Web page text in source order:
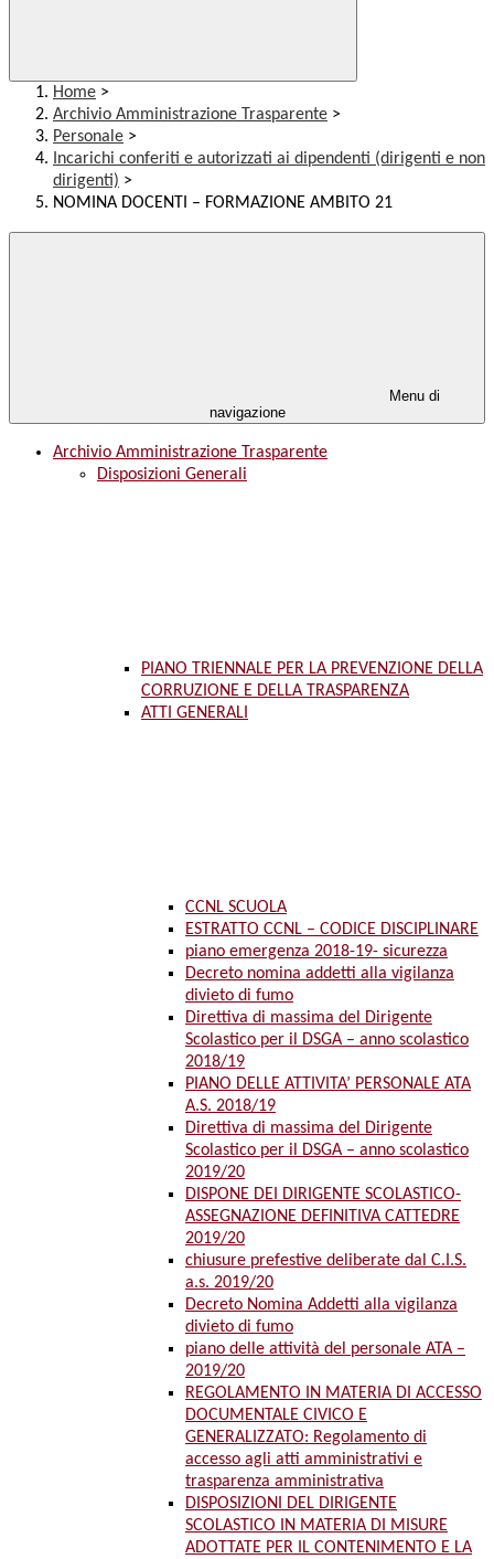
Home >
Archivio Amministrazione Trasparente >
Personale >
Incarichi conferiti e autorizzati ai dipendenti (dirigenti e non
dirigenti) >
NOMINA DOCENTI – FORMAZIONE AMBITO 21
Menu di
navigazione
Archivio Amministrazione Trasparente
Disposizioni Generali
PIANO TRIENNALE PER LA PREVENZIONE DELLA
CORRUZIONE E DELLA TRASPARENZA
ATTI GENERALI
CCNL SCUOLA
ESTRATTO CCNL – CODICE DISCIPLINARE
piano emergenza 2018-19- sicurezza
Decreto nomina addetti alla vigilanza
divieto di fumo
Direttiva di massima del Dirigente
Scolastico per il DSGA – anno scolastico
2018/19
PIANO DELLE ATTIVITA’ PERSONALE ATA
A.S. 2018/19
Direttiva di massima del Dirigente
Scolastico per il DSGA – anno scolastico
2019/20
DISPONE DEI DIRIGENTE SCOLASTICO-
ASSEGNAZIONE DEFINITIVA CATTEDRE
2019/20
chiusure prefestive deliberate dal C.I.S.
a.s. 2019/20
Decreto Nomina Addetti alla vigilanza
divieto di fumo
piano delle attività del personale ATA –
2019/20
REGOLAMENTO IN MATERIA DI ACCESSO
DOCUMENTALE CIVICO E
GENERALIZZATO: Regolamento di
accesso agli atti amministrativi e
trasparenza amministrativa
DISPOSIZIONI DEL DIRIGENTE
SCOLASTICO IN MATERIA DI MISURE
ADOTTATE PER IL CONTENIMENTO E LA